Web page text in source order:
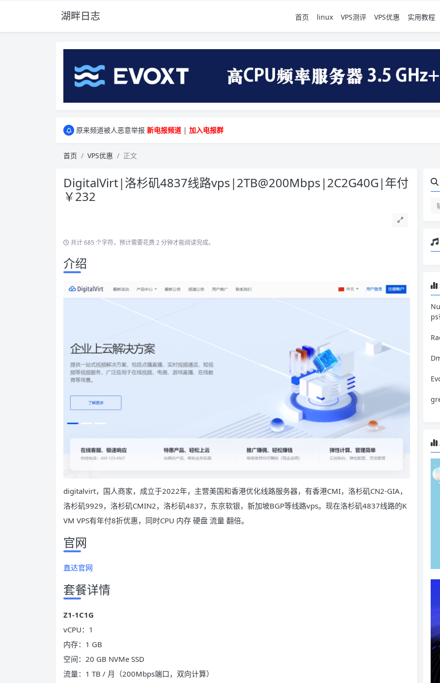
湖畔日志 首页 linux VPS测评 VPS优惠 实用教程
原来频道被人恶意举报 新电报频道 | 加入电报群
首页 VPS优惠 正文
DigitalVirt|洛杉矶4837线路vps|2TB@200Mbps|2C2G40G|年付
￥232
共计 685 个字符，预计需要花费 2 分钟才能阅读完成。
介绍
digitalvirt，国人商家，成立于2022年，主营美国和香港优化线路服务器，有香港CMI，洛杉矶CN2-GIA，
洛杉矶9929，洛杉矶CMIN2，洛杉矶4837，东京软银，新加坡BGP等线路vps。现在洛杉矶4837线路的K
VM VPS有年付8折优惠，同时CPU 内存 硬盘 流量 翻倍。
官网
直达官网
套餐详情
Z1-1C1G
vCPU：1
内存：1 GB
空间：20 GB NVMe SSD
流量：1 TB / 月（200Mbps端口，双向计算）